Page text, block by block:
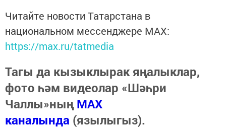
Читайте новости Татарстана в
национальном мессенджере MАХ:
https://max.ru/tatmedia
Тагы да кызыклырак яңалыклар,
фото һәм видеолар «Шәһри
Чаллы»ныңMAX
каналында (язылыгыз).